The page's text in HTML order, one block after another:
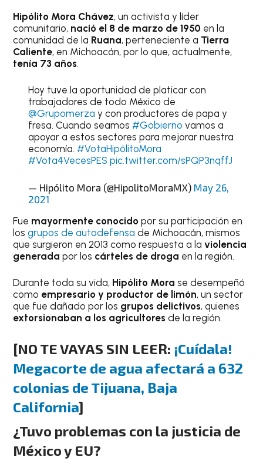
Hipólito Mora Chávez, un activista y líder
comunitario, nació el 8 de marzo de 1950 en la
comunidad de la Ruana, perteneciente a Tierra
Caliente, en Michoacán, por lo que, actualmente,
tenía 73 años.
Hoy tuve la oportunidad de platicar con
trabajadores de todo México de
@Grupomerza y con productores de papa y
fresa. Cuando seamos #Gobierno vamos a
apoyar a estos sectores para mejorar nuestra
economía. #VotaHipólitoMora
#Vota4VecesPES pic.twitter.com/sPQP3nqffJ
— Hipólito Mora (@HipolitoMoraMX) May 26,
2021
Fue mayormente conocido por su participación en
losgrupos de autodefensa de Michoacán, mismos
que surgieron en 2013 como respuesta a laviolencia
generada por los cárteles de droga en la región.
Durante toda su vida, Hipólito Mora se desempeñó
como empresario y productor de limón, un sector
que fue dañado por los grupos delictivos, quienes
extorsionaban a los agricultores de la región.
[NO TE VAYAS SIN LEER: ¡Cuídala!
Megacorte de agua afectará a 632
colonias de Tijuana, Baja
California]
¿Tuvo problemas con la justicia de
México y EU?